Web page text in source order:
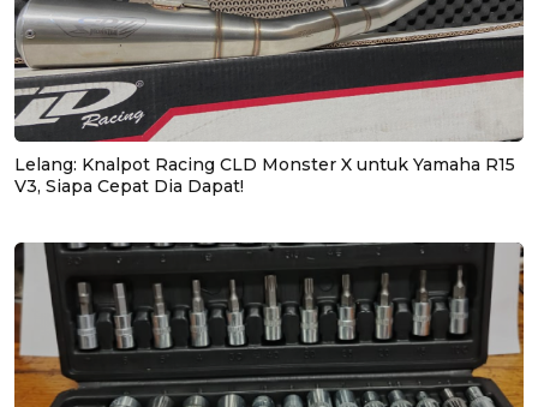
Lelang: Knalpot Racing CLD Monster X untuk Yamaha R15
V3, Siapa Cepat Dia Dapat!